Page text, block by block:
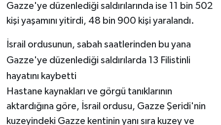
Gazze'ye düzenlediği saldırılarında ise 11 bin 502
kişi yaşamını yitirdi, 48 bin 900 kişi yaralandı.
İsrail ordusunun, sabah saatlerinden bu yana
Gazze'ye düzenlediği saldırılarda 13 Filistinli
hayatını kaybetti
Hastane kaynakları ve görgü tanıklarının
aktardığına göre, İsrail ordusu, Gazze Şeridi'nin
kuzeyindeki Gazze kentinin yanı sıra kuzey ve